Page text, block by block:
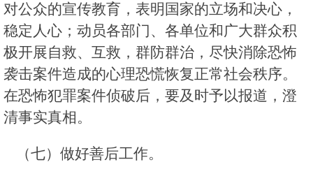
对公众的宣传教育，表明国家的立场和决心，
稳定人心；动员各部门、各单位和广大群众积
极开展自救、互救，群防群治，尽快消除恐怖
袭击案件造成的心理恐慌恢复正常社会秩序。
在恐怖犯罪案件侦破后，要及时予以报道，澄
清事实真相。
（七）做好善后工作。